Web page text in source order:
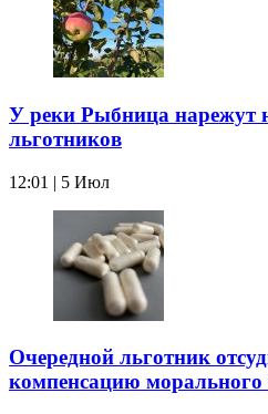
У реки Рыбница нарежут
льготников
12:01 | 5 Июл
Очередной льготник
компенсацию морального